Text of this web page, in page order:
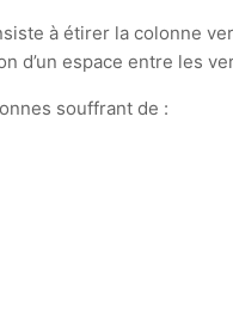
à étirer la colonne
d’un espace entre les
souffrant de :